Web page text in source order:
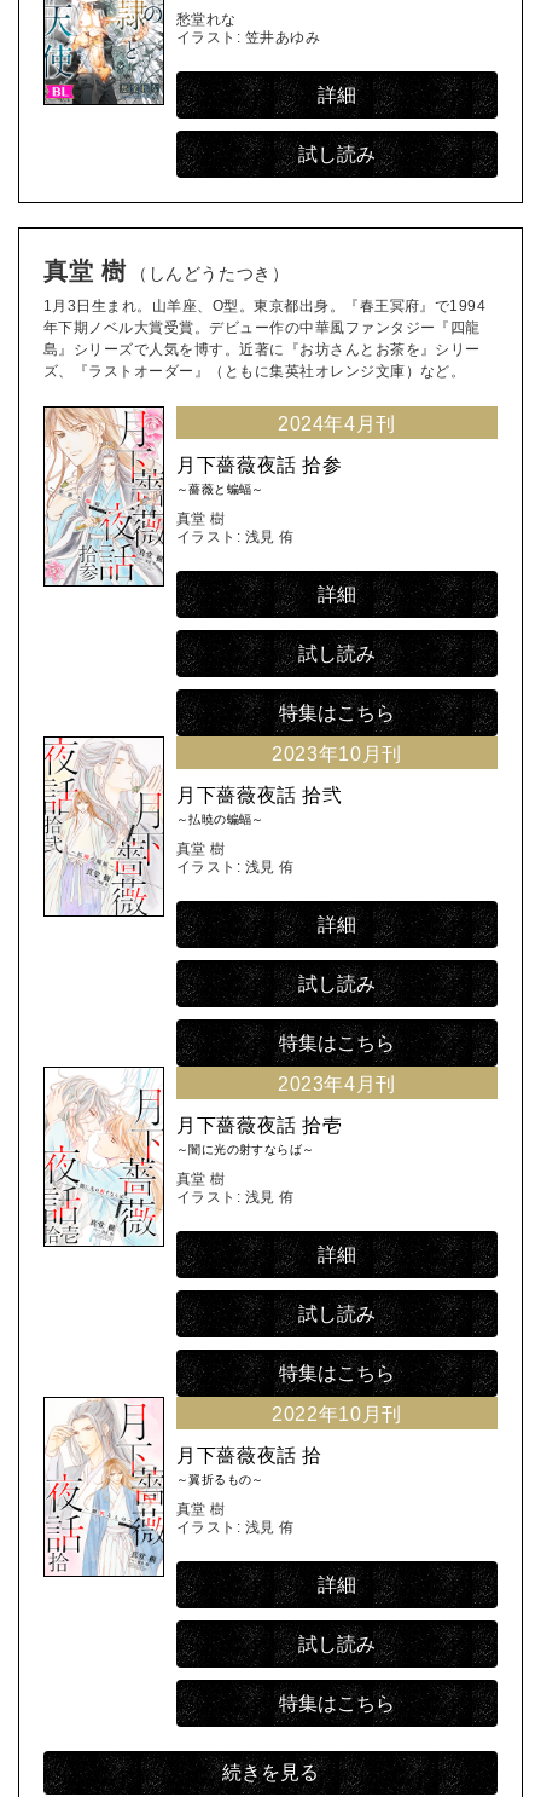
愁堂れな
イラスト: 笠井あゆみ
詳細
試し読み
真堂 樹 （しんどうたつき）
1月3日生まれ。山羊座、O型。東京都出身。『春王冥府』で1994
年下期ノベル大賞受賞。デビュー作の中華風ファンタジー『四龍
島』シリーズで人気を博す。近著に『お坊さんとお茶を』シリー
ズ、『ラストオーダー』（ともに集英社オレンジ文庫）など。
2024年4月刊
月下薔薇夜話 拾参
～薔薇と蝙蝠～
真堂 樹
イラスト: 浅見 侑
詳細
試し読み
特集はこちら
2023年10月刊
月下薔薇夜話 拾弐
～払暁の蝙蝠～
真堂 樹
イラスト: 浅見 侑
詳細
試し読み
特集はこちら
2023年4月刊
月下薔薇夜話 拾壱
～闇に光の射すならば～
真堂 樹
イラスト: 浅見 侑
詳細
試し読み
特集はこちら
2022年10月刊
月下薔薇夜話 拾
～翼折るもの～
真堂 樹
イラスト: 浅見 侑
詳細
試し読み
特集はこちら
続きを見る